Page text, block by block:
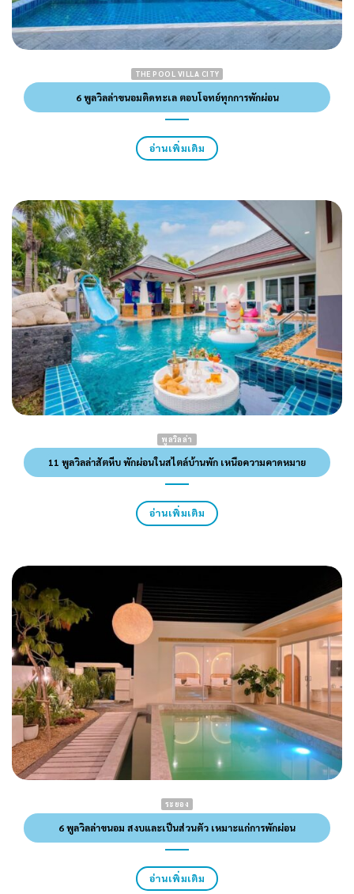
THE POOL VILLA CITY
6 พูลวิลล่าขนอมติดทะเล ตอบโจทย์ทุกการพักผ่อน
อ่านเพิ่มเติม
พูลวิลล่า
11 พูลวิลล่าสัตหีบ พักผ่อนในสไตล์บ้านพัก เหนือความคาดหมาย
อ่านเพิ่มเติม
ระยอง
6 พูลวิลล่าขนอม สงบและเป็นส่วนตัว เหมาะแก่การพักผ่อน
อ่านเพิ่มเติม